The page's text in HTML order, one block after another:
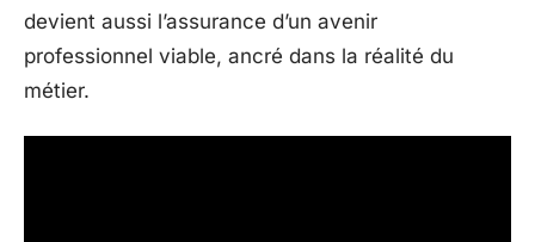
devient aussi l’assurance d’un avenir
professionnel viable, ancré dans la réalité du
métier.